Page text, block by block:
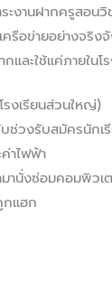
ะงานฝากครูสอนวิ
รือข่ายอย่างจริง
ละใช้แค่ภายในโ
รงเรียนส่วนใหญ่)
ช่วงรับสมัครนักเ
าไฟฟ้า
านั่งซ่อมคอมพิวเ
กแฮก